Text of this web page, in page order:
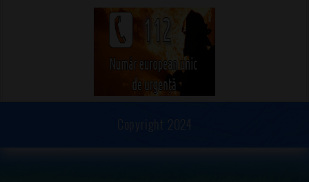
Copyright 2024